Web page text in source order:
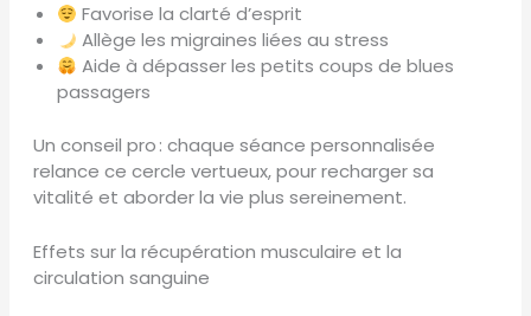
Favorise la clarté d’esprit
Allège les migraines liées au stress
Aide à dépasser les petits coups de blues
passagers
Un conseil pro : chaque séance personnalisée
relance ce cercle vertueux, pour recharger sa
vitalité et aborder la vie plus sereinement.
Effets sur la récupération musculaire et la
circulation sanguine